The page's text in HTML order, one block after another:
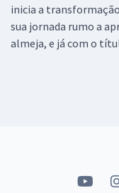
inicia a
sua jornada rumo a
almeja, e já com o